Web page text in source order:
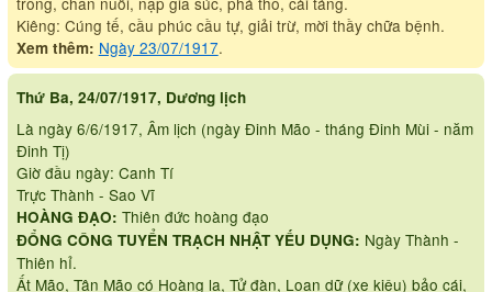
Kiêng: Cúng tế, cầu phúc cầu tự, giải trừ, mời thầy chữa bệnh.
Xem thêm: Ngày 23/07/1917.
Thứ Ba, 24/07/1917, Dương lịch
Là ngày 6/6/1917, Âm lịch (ngày Đinh Mão - tháng Đinh Mùi - năm
Đinh Tị)
Giờ đầu ngày: Canh Tí
Trực Thành - Sao Vĩ
HOÀNG ĐẠO: Thiên đức hoàng đạo
ĐỔNG CÔNG TUYỂN TRẠCH NHẬT YẾU DỤNG: Ngày Thành -
Thiên hỉ.
Ất Mão, Tân Mão có Hoàng la, Tử đàn, Loan dữ (xe kiệu) bảo cái,